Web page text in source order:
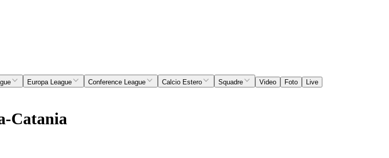
Europa League Conference League Calcio Estero Squadre Video Foto
Live
Catania